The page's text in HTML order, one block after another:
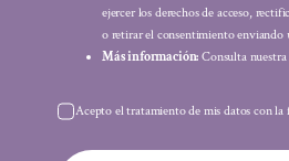
ejercer los derechos de acceso,
o retirar el consentimiento enviando
Más información: Consulta
Acepto el tratamiento de mis datos con